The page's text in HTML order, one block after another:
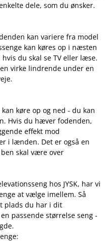
dele, som du ønsker.
kan variere fra model
kan køres op i næsten
du skal se TV eller læse.
virke lindrende under en
køre op og ned - du kan
Hvis du hæver fodenden,
effekt mod
i lænden. Det er også en
skal være over
hos JYSK, har vi
at vælge imellem. Så
plads du har i dit
passende størrelse seng -